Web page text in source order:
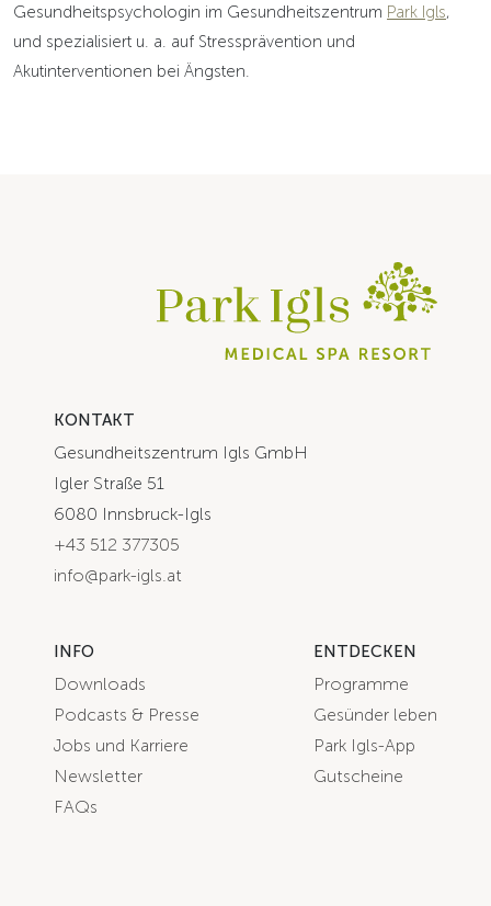
Gesundheitspsychologin im Gesundheitszentrum Park Igls,
und spezialisiert u. a. auf Stressprävention und
Akutinterventionen bei Ängsten.
KONTAKT
Gesundheitszentrum Igls GmbH
Igler Straße 51
6080 Innsbruck-Igls
+43 512 377305
info@park-igls.at
INFO
Downloads
Podcasts & Presse
Jobs und Karriere
Newsletter
FAQs
ENTDECKEN
Programme
Gesünder leben
Park Igls-App
Gutscheine